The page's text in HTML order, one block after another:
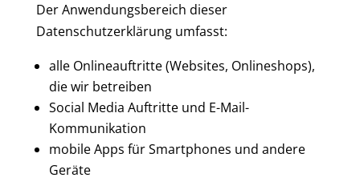
Der Anwendungsbereich dieser
Datenschutzerklärung umfasst:
alle Onlineauftritte (Websites, Onlineshops),
die wir betreiben
Social Media Auftritte und E-Mail-
Kommunikation
mobile Apps für Smartphones und andere
Geräte